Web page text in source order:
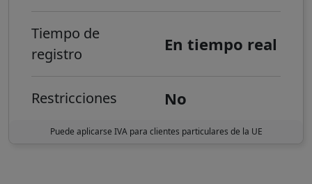
Tiempo de
registro
En tiempo real
Restricciones No
Puede aplicarse IVA para clientes particulares de la UE